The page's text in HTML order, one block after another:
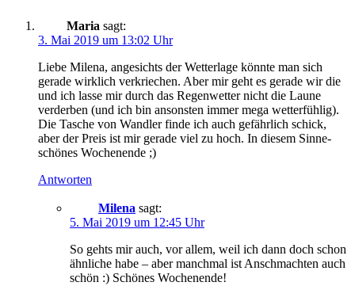
Maria sagt:
3. Mai 2019 um 13:02 Uhr
Liebe Milena, angesichts der Wetterlage könnte man sich
gerade wirklich verkriechen. Aber mir geht es gerade wir die
und ich lasse mir durch das Regenwetter nicht die Laune
verderben (und ich bin ansonsten immer mega wetterfühlig).
Die Tasche von Wandler finde ich auch gefährlich schick,
aber der Preis ist mir gerade viel zu hoch. In diesem Sinne-
schönes Wochenende ;)
Antworten
Milena sagt:
5. Mai 2019 um 12:45 Uhr
So gehts mir auch, vor allem, weil ich dann doch schon
ähnliche habe – aber manchmal ist Anschmachten auch
schön :) Schönes Wochenende!